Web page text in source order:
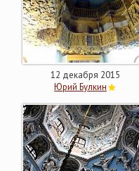
12 декабря 2015
Юрий Булкин